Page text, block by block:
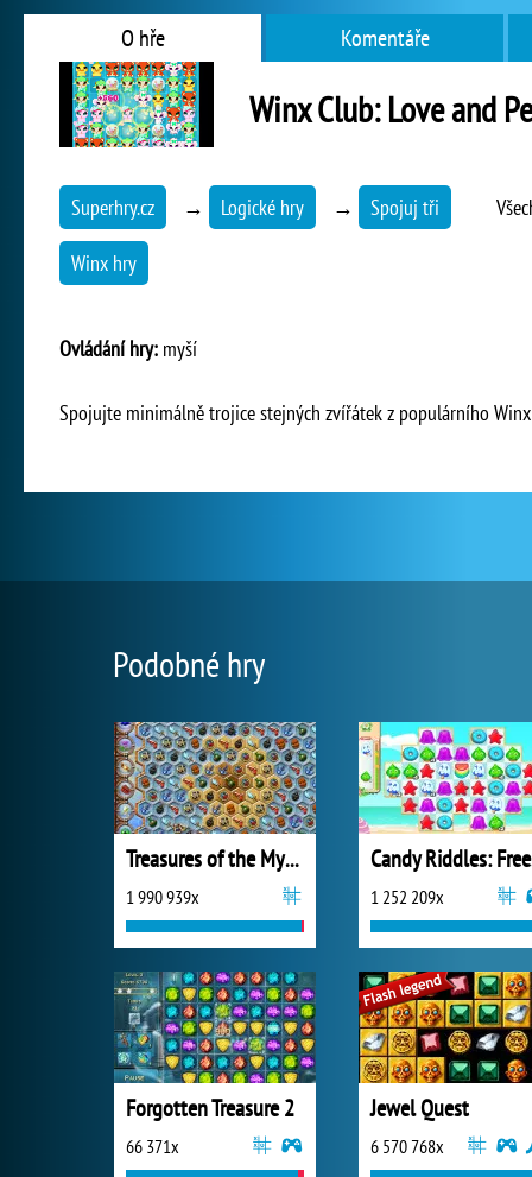
O hře Komentáře
Winx Club: Love and
Superhry.cz → Logické hry → Spojuj tři
Winx hry
Ovládání hry: myší
Spojujte minimálně trojice stejných zvířátek z populárního
Podobné hry
Treasures of the Mystic Sea
1 990 939x 1 252 209x
Forgotten Treasure 2
66 371x
Jewel Quest
6 570 768x